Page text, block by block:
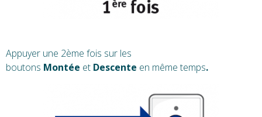
Appuyer une 2ème fois sur les
boutons Montée et Descente en même temps.